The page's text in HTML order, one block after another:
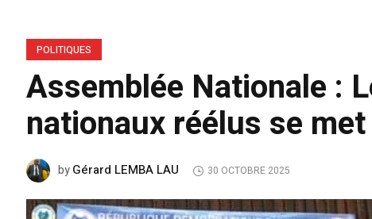
POLITIQUES
Assemblée Nationale :
nationaux réélus se
byGérard LEMBA LAU 30 OCTOBRE 2025